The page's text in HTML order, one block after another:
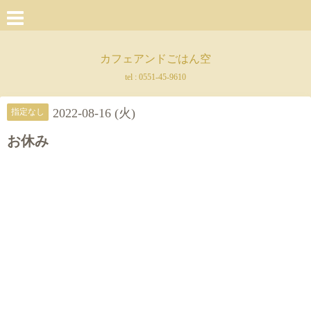
カフェアンドごはん空
tel : 0551-45-9610
指定なし 2022-08-16 (火)
お休み